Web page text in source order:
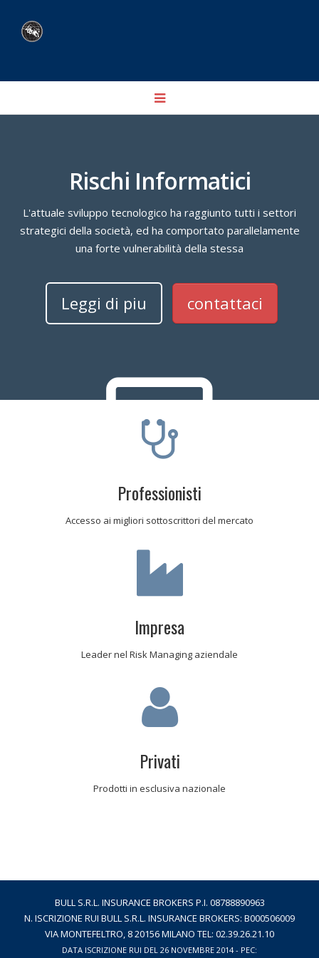
Toggle
navigation
Rischi Informatici
L'attuale sviluppo tecnologico ha raggiunto tutti i settori
strategici della società, ed ha comportato parallelamente
una forte vulnerabilità della stessa
Leggi di piu contattaci
Professionisti
Accesso ai migliori sottoscrittori del mercato
Impresa
Leader nel Risk Managing aziendale
Privati
Prodotti in esclusiva nazionale
BULL S.R.L. INSURANCE BROKERS P.I. 08788890963
N. ISCRIZIONE RUI BULL S.R.L. INSURANCE ­­BROKERS: B000506009
VIA MONTEFELTRO, 8 20156 MILANO­ TEL: 02.39.26.21.10
DATA ISCRIZIONE RUI DEL 26 NOVEMBRE 2014 - PEC: